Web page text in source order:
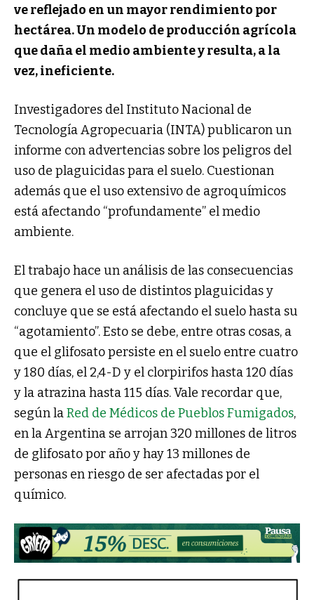
ve reflejado en un mayor rendimiento por
hectárea. Un modelo de producción agrícola
que daña el medio ambiente y resulta, a la
vez, ineficiente.
Investigadores del Instituto Nacional de
Tecnología Agropecuaria (INTA) publicaron un
informe con advertencias sobre los peligros del
uso de plaguicidas para el suelo. Cuestionan
además que el uso extensivo de agroquímicos
está afectando “profundamente” el medio
ambiente.
El trabajo hace un análisis de las consecuencias
que genera el uso de distintos plaguicidas y
concluye que se está afectando el suelo hasta su
“agotamiento”. Esto se debe, entre otras cosas, a
que el glifosato persiste en el suelo entre cuatro
y 180 días, el 2,4-D y el clorpirifos hasta 120 días
y la atrazina hasta 115 días. Vale recordar que,
según laRed de Médicos de Pueblos Fumigados,
en la Argentina se arrojan 320 millones de litros
de glifosato por año y hay 13 millones de
personas en riesgo de ser afectadas por el
químico.